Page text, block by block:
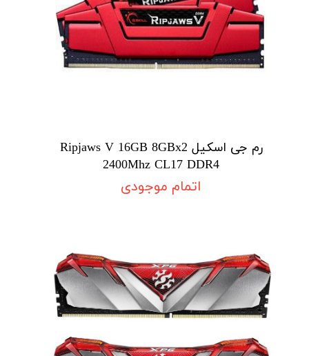
رم جی اسکیل Ripjaws V 16GB 8GBx2
2400Mhz CL17 DDR4
اتمام موجودی